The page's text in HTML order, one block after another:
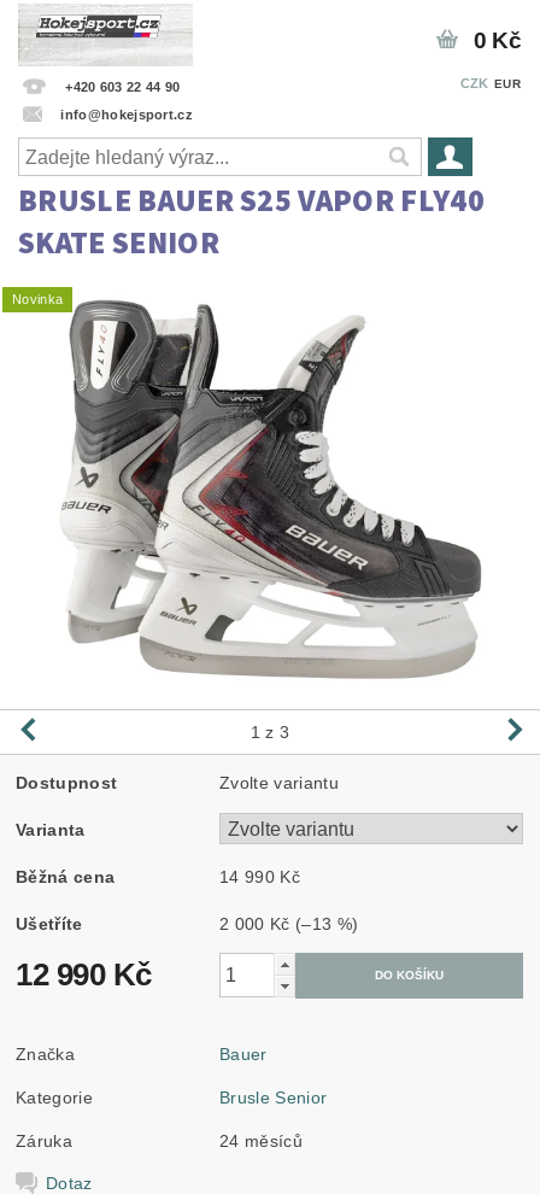
+420 603 22 44 90
info@hokejsport.cz
CZK EUR
0 Kč
BRUSLE BAUER S25 VAPOR FLY40
SKATE SENIOR
Novinka
1 z 3
Dostupnost Zvolte variantu
Varianta
Běžná cena 14 990 Kč
Ušetříte 2 000 Kč (–13 %)
12 990 Kč
Značka Bauer
Kategorie Brusle Senior
Záruka 24 měsíců
Dotaz